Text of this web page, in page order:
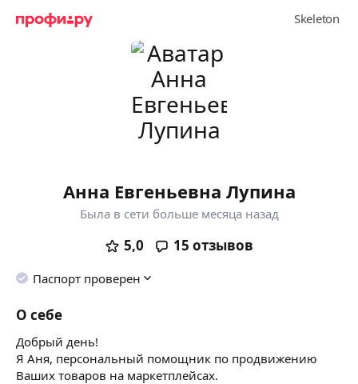
Анна Евгеньевна Лупина
Была в сети больше месяца назад
5,0 15 отзывов
Паспорт проверен
О себе
Добрый день!
Я Аня, персональный помощник по продвижению
Ваших товаров на маркетплейсах.